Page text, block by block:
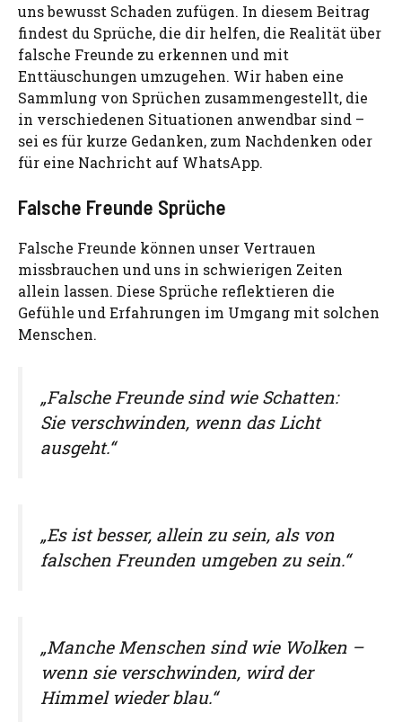
uns bewusst Schaden zufügen. In diesem Beitrag
findest du Sprüche, die dir helfen, die Realität über
falsche Freunde zu erkennen und mit
Enttäuschungen umzugehen. Wir haben eine
Sammlung von Sprüchen zusammengestellt, die
in verschiedenen Situationen anwendbar sind –
sei es für kurze Gedanken, zum Nachdenken oder
für eine Nachricht auf WhatsApp.
Falsche Freunde Sprüche
Falsche Freunde können unser Vertrauen
missbrauchen und uns in schwierigen Zeiten
allein lassen. Diese Sprüche reflektieren die
Gefühle und Erfahrungen im Umgang mit solchen
Menschen.
„Falsche Freunde sind wie Schatten:
Sie verschwinden, wenn das Licht
ausgeht.“
„Es ist besser, allein zu sein, als von
falschen Freunden umgeben zu sein.“
„Manche Menschen sind wie Wolken –
wenn sie verschwinden, wird der
Himmel wieder blau.“